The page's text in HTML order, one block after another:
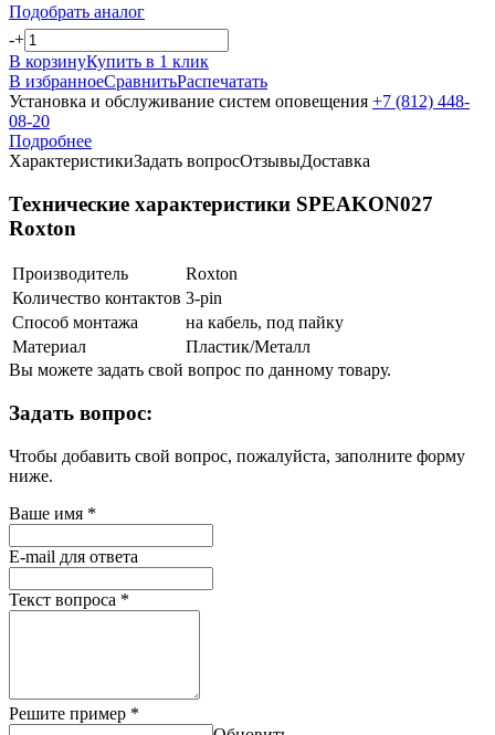
Подобрать аналог
-+
В корзинуКупить в 1 клик
В избранноеСравнитьРаспечатать
Установка и обслуживание систем оповещения +7 (812) 448-
08-20
Подробнее
ХарактеристикиЗадать вопросОтзывыДоставка
Технические характеристики SPEAKON027
Roxton
Производитель
Roxton
Количество контактов 3-pin
Способ монтажа
на кабель, под пайку
Материал
Пластик/Металл
Вы можете задать свой вопрос по данному товару.
Задать вопрос:
Чтобы добавить свой вопрос, пожалуйста, заполните форму
ниже.
Ваше имя *
E-mail для ответа
Текст вопроса *
Решите пример *